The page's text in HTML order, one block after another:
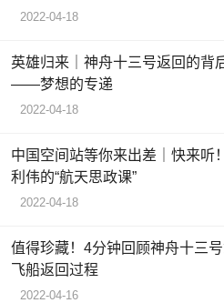
2022-04-18
英雄归来｜神舟十三号返回的背
——梦想的专递
2022-04-18
中国空间站等你来出差｜快来听
利伟的“航天思政课”
2022-04-18
值得珍藏！4分钟回顾神舟十三
飞船返回过程
2022-04-16